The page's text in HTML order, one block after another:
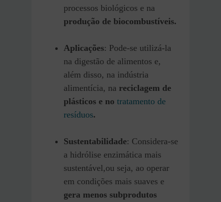
processos biológicos e na
produção de biocombustíveis.
Aplicações: Pode-se utilizá-la
na digestão de alimentos e,
além disso, na indústria
alimentícia, na reciclagem de
plásticos e no tratamento de
resíduos.
Sustentabilidade: Considera-se
a hidrólise enzimática mais
sustentável,ou seja, ao operar
em condições mais suaves e
gera menos subprodutos